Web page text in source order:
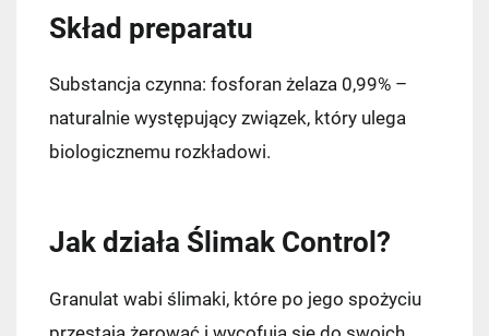
Skład preparatu
Substancja czynna: fosforan żelaza 0,99% –
naturalnie występujący związek, który ulega
biologicznemu rozkładowi.
Jak działa Ślimak Control?
Granulat wabi ślimaki, które po jego spożyciu